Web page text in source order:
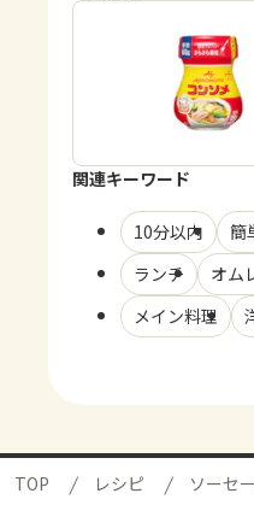
「味の
商
関連キーワード
10分以内 簡
ランチ
オム
メイン料理
TOP レシピ ソーセ